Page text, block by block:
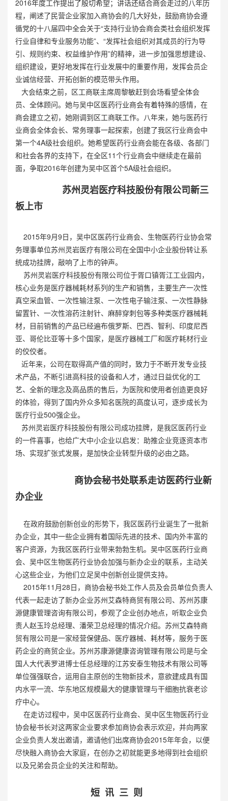
2016年度工作提出了殷切希望；讲话还结合商会走过的八年历
程，阐述了民营企业家加入商协会的几大好处，鼓励商协会遵
循党的十八届四中全会关于“支持行业协会商会类社会组织发挥
行业自律和专业服务功能”、“发挥社会组织对其成员的行为导
引、规则约束、权益维护作用”的精神，进一步加强思想建设、
组织建设，更好地发挥在行业发展中的重要作用，发挥会员企
业诚信经营、开拓创新的模范带头作用。
大会结束之前，区工商联主席周黎敏赶到会场看望全体会
员、全体顾问。她与吴中区医药行业商会有着特殊的感情，在
商会建立之初，她刚调到区工商联工作。八年来，她与医药行
业商会全体会长、常务理事一起探索，创建了我区行业商会中
第一个4A级社会组织。她希望医药行业商会能在各级、各部门
和社会各界的支持下，在全区11个行业商会中继续走在最前
面，争取2016年创建为吴中区首个5A级社会组织。
苏州灵岩医疗科技股份有限公司新三
板上市
2015年9月9日，吴中区医药行业商会、生物医药行业协会常
务理事单位苏州灵岩医疗有限公司在全国中小企业股份转让系
统成功挂牌，敲响了上市的钟声。
苏州灵岩医疗科技股份有限公司位于胥口镇胥江工业园内，
核心业务是医疗器械耗材系列的生产和销售，主要生产一次性
真空采血管、一次性输注泵、一次性电子输注泵、一次性静脉
留置针、一次性溶药注射针、麻醉穿刺包等多种类医疗器械耗
材，目前销售的产品已经遍布俄罗斯、巴西、智利、印度尼西
亚、哥伦比亚等十多个国家，是医疗器械工厂和医疗耗材行业
的佼佼者。
近年来，公司在取得高产值的同时，致力于不断开发专业技
术产品，不断引进高科技的设备和人才，通过日益优化的工
艺、全新的理念及高品质的售后，为医院和使用者创造更良好
的体验，得到了国内外众多知名医院的高度认可，逐步成长为
医疗行业500强企业。
苏州灵岩医疗科技股份有限公司成功挂牌，是我区医药行业
的一件喜事，也给广大中小企业以启发：助推企业竞逐资本市
场、实现扩张式发展，是加快企业转型升级的必由之路。
商协会秘书处联系走访医药行业新
办企业
在政府鼓励创新创业的形势下，我区医药行业诞生了一批新
办企业，其中一些企业拥有着国际先进的技术、国内外丰富的
客户资源，为我区医药行业带来勃勃生机。吴中区医药行业商
会、吴中区生物医药行业协会加强与新办企业的联系，主动关
心这些企业，为他们立足吴中创新创业提供支持。
2015年11月28日，商协会秘书处工作人员及会员单位负责人
代表一起走访了新办企业苏州艾森特商贸有限公司、苏州苏康
源健康管理咨询有限公司，参观了企业创办地点，听取企业负
责人赵玉玲总经理、潘荣卫总经理的情况介绍。苏州艾森特商
贸有限公司是一家经营保健品、医疗器械、耗材等，服务于医
药企业的商贸企业。苏州苏康源健康咨询管理有限公司是与全
国人大代表罗进博士任总经理的江苏安泰生物技术有限公司等
单位强强联合，运用自主原创的生物新技术，意欲建成具有国
内水平一流、华东地区规模最大的健康管理与干细胞抗衰老诊
疗中心。
在走访过程中，吴中区医药行业商会、吴中区生物医药行业
协会秘书长对这两家企业要求参加商协会表示欢迎，并向两家
企业负责人发出邀请，邀请他们出席商协会2015年年会，以便
尽快融入商协会大家庭，在创办之初就能更多地得到社会组织
以及兄弟会员企业的关注和帮助。
短 讯 三 则